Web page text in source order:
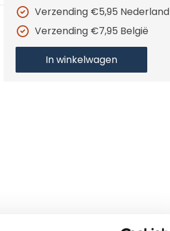
Verzending €5,95 Nederland
Verzending €7,95 België
In winkelwagen